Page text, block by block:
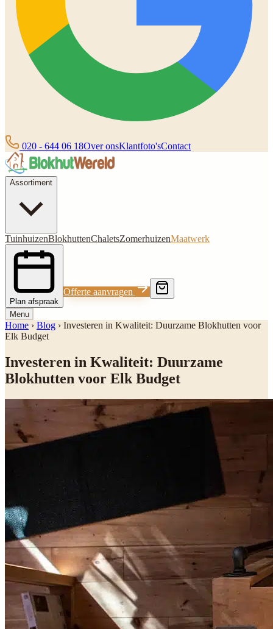
020 - 644 06 18Over onsKlantfoto'sContact
Assortiment
TuinhuizenBlokhuttenChaletsZomerhuizenMaatwerk
Plan afspraak
Offerte aanvragen
Menu
Home › Blog › Investeren in Kwaliteit: Duurzame Blokhutten voor
Elk Budget
Investeren in Kwaliteit: Duurzame
Blokhutten voor Elk Budget